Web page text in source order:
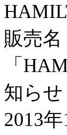
販売
「
知ら
2013